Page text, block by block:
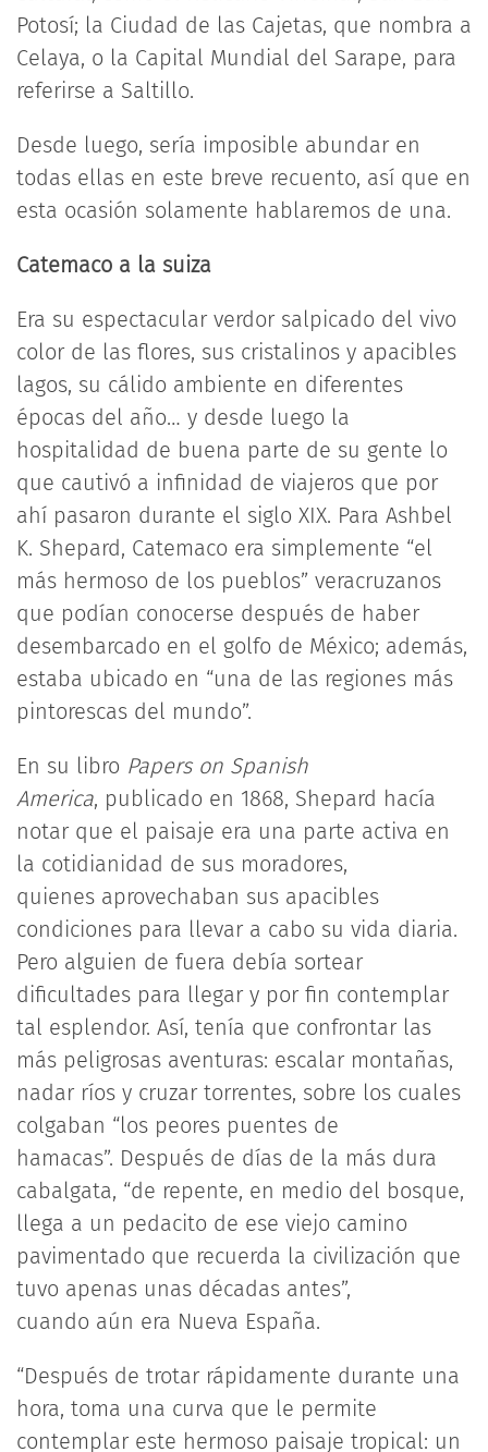
Potosí; la Ciudad de las Cajetas, que nombra a
Celaya, o la Capital Mundial del Sarape, para
referirse a Saltillo.
Desde luego, sería imposible abundar en
todas ellas en este breve recuento, así que en
esta ocasión solamente hablaremos de una.
Catemaco a la suiza
Era su espectacular verdor salpicado del vivo
color de las flores, sus cristalinos y apacibles
lagos, su cálido ambiente en diferentes
épocas del año… y desde luego la
hospitalidad de buena parte de su gente lo
que cautivó a infinidad de viajeros que por
ahí pasaron durante el siglo XIX. Para Ashbel
K. Shepard, Catemaco era simplemente “el
más hermoso de los pueblos” veracruzanos
que podían conocerse después de haber
desembarcado en el golfo de México; además,
estaba ubicado en “una de las regiones más
pintorescas del mundo”.
En su libro Papers on Spanish
America, publicado en 1868, Shepard hacía
notar que el paisaje era una parte activa en
la cotidianidad de sus moradores,
quienes aprovechaban sus apacibles
condiciones para llevar a cabo su vida diaria.
Pero alguien de fuera debía sortear
dificultades para llegar y por fin contemplar
tal esplendor. Así, tenía que confrontar las
más peligrosas aventuras: escalar montañas,
nadar ríos y cruzar torrentes, sobre los cuales
colgaban “los peores puentes de
hamacas”. Después de días de la más dura
cabalgata, “de repente, en medio del bosque,
llega a un pedacito de ese viejo camino
pavimentado que recuerda la civilización que
tuvo apenas unas décadas antes”,
cuando aún era Nueva España.
“Después de trotar rápidamente durante una
hora, toma una curva que le permite
contemplar este hermoso paisaje tropical: un